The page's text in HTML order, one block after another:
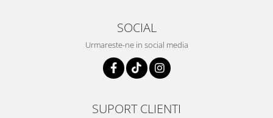
SOCIAL
Urmareste-ne in social media
SUPORT CLIENTI